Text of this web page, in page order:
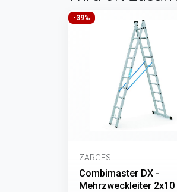
-39%
ZARGES
Combimaster DX -
Mehrzweckleiter 2x10